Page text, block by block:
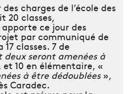
charges de l’école des
20 classes,
ce jour des
par communiqué de
classes. 7 de
deux seront amenées à
10 en élémentaire, «
à être dédoublées»,
Caradec.